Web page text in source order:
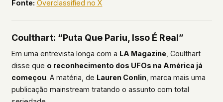
Fonte: Overclassified no X
Coulthart: “Puta Que Pariu, Isso É Real”
Em uma entrevista longa com a LA Magazine , Coulthart
disse que o reconhecimento dos UFOs na América já
começou. A matéria, de Lauren Conlin, marca mais uma
publicação mainstream tratando o assunto com total